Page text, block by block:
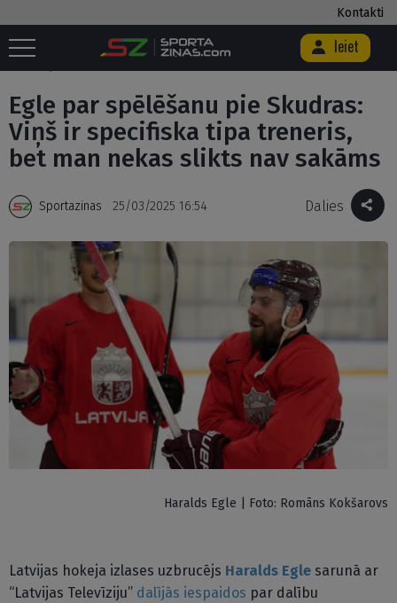
Kontakti
Ieiet
Sākums / Egle par spēlēšanu pie Skudras: Viņš ir specifiska tipa
Egle par spēlēšanu pie Skudras:
Viņš ir specifiska tipa treneris,
bet man nekas slikts nav sakāms
Sportazinas 25/03/2025 16:54 Dalies
Haralds Egle | Foto: Romāns Kokšarovs
Latvijas hokeja izlases uzbrucējs Haralds Egle sarunā ar
“Latvijas Televīziju” dalījās iespaidos par dalību